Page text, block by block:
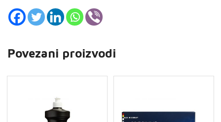
Povezani proizvodi